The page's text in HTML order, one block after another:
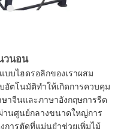
วนอน
บไฮดรอลิกของเราผสม
อัตโนมัติทำให้เกิดการควบคุม
าจีนและภาษาอังกฤษการรีด
านศูนย์กลางขนาดใหญ่การ
การตัดที่แม่นยำช่วยเพิ่มไม้